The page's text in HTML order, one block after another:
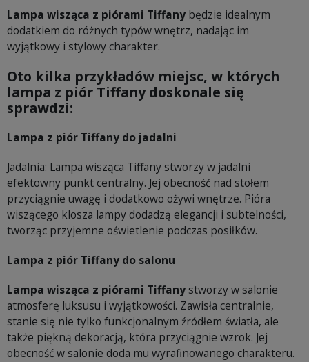
Lampa wisząca z piórami Tiffany będzie idealnym
dodatkiem do różnych typów wnętrz, nadając im
wyjątkowy i stylowy charakter.
Oto kilka przykładów miejsc, w których
lampa z piór Tiffany doskonale się
sprawdzi:
Lampa z piór Tiffany do jadalni
Jadalnia: Lampa wisząca Tiffany stworzy w jadalni
efektowny punkt centralny. Jej obecność nad stołem
przyciągnie uwagę i dodatkowo ożywi wnętrze. Pióra
wiszącego klosza lampy dodadzą elegancji i subtelności,
tworząc przyjemne oświetlenie podczas posiłków.
Lampa z piór Tiffany do salonu
Lampa wisząca z piórami Tiffany stworzy w salonie
atmosferę luksusu i wyjątkowości. Zawisła centralnie,
stanie się nie tylko funkcjonalnym źródłem światła, ale
także piękną dekoracją, która przyciągnie wzrok. Jej
obecność w salonie doda mu wyrafinowanego charakteru.